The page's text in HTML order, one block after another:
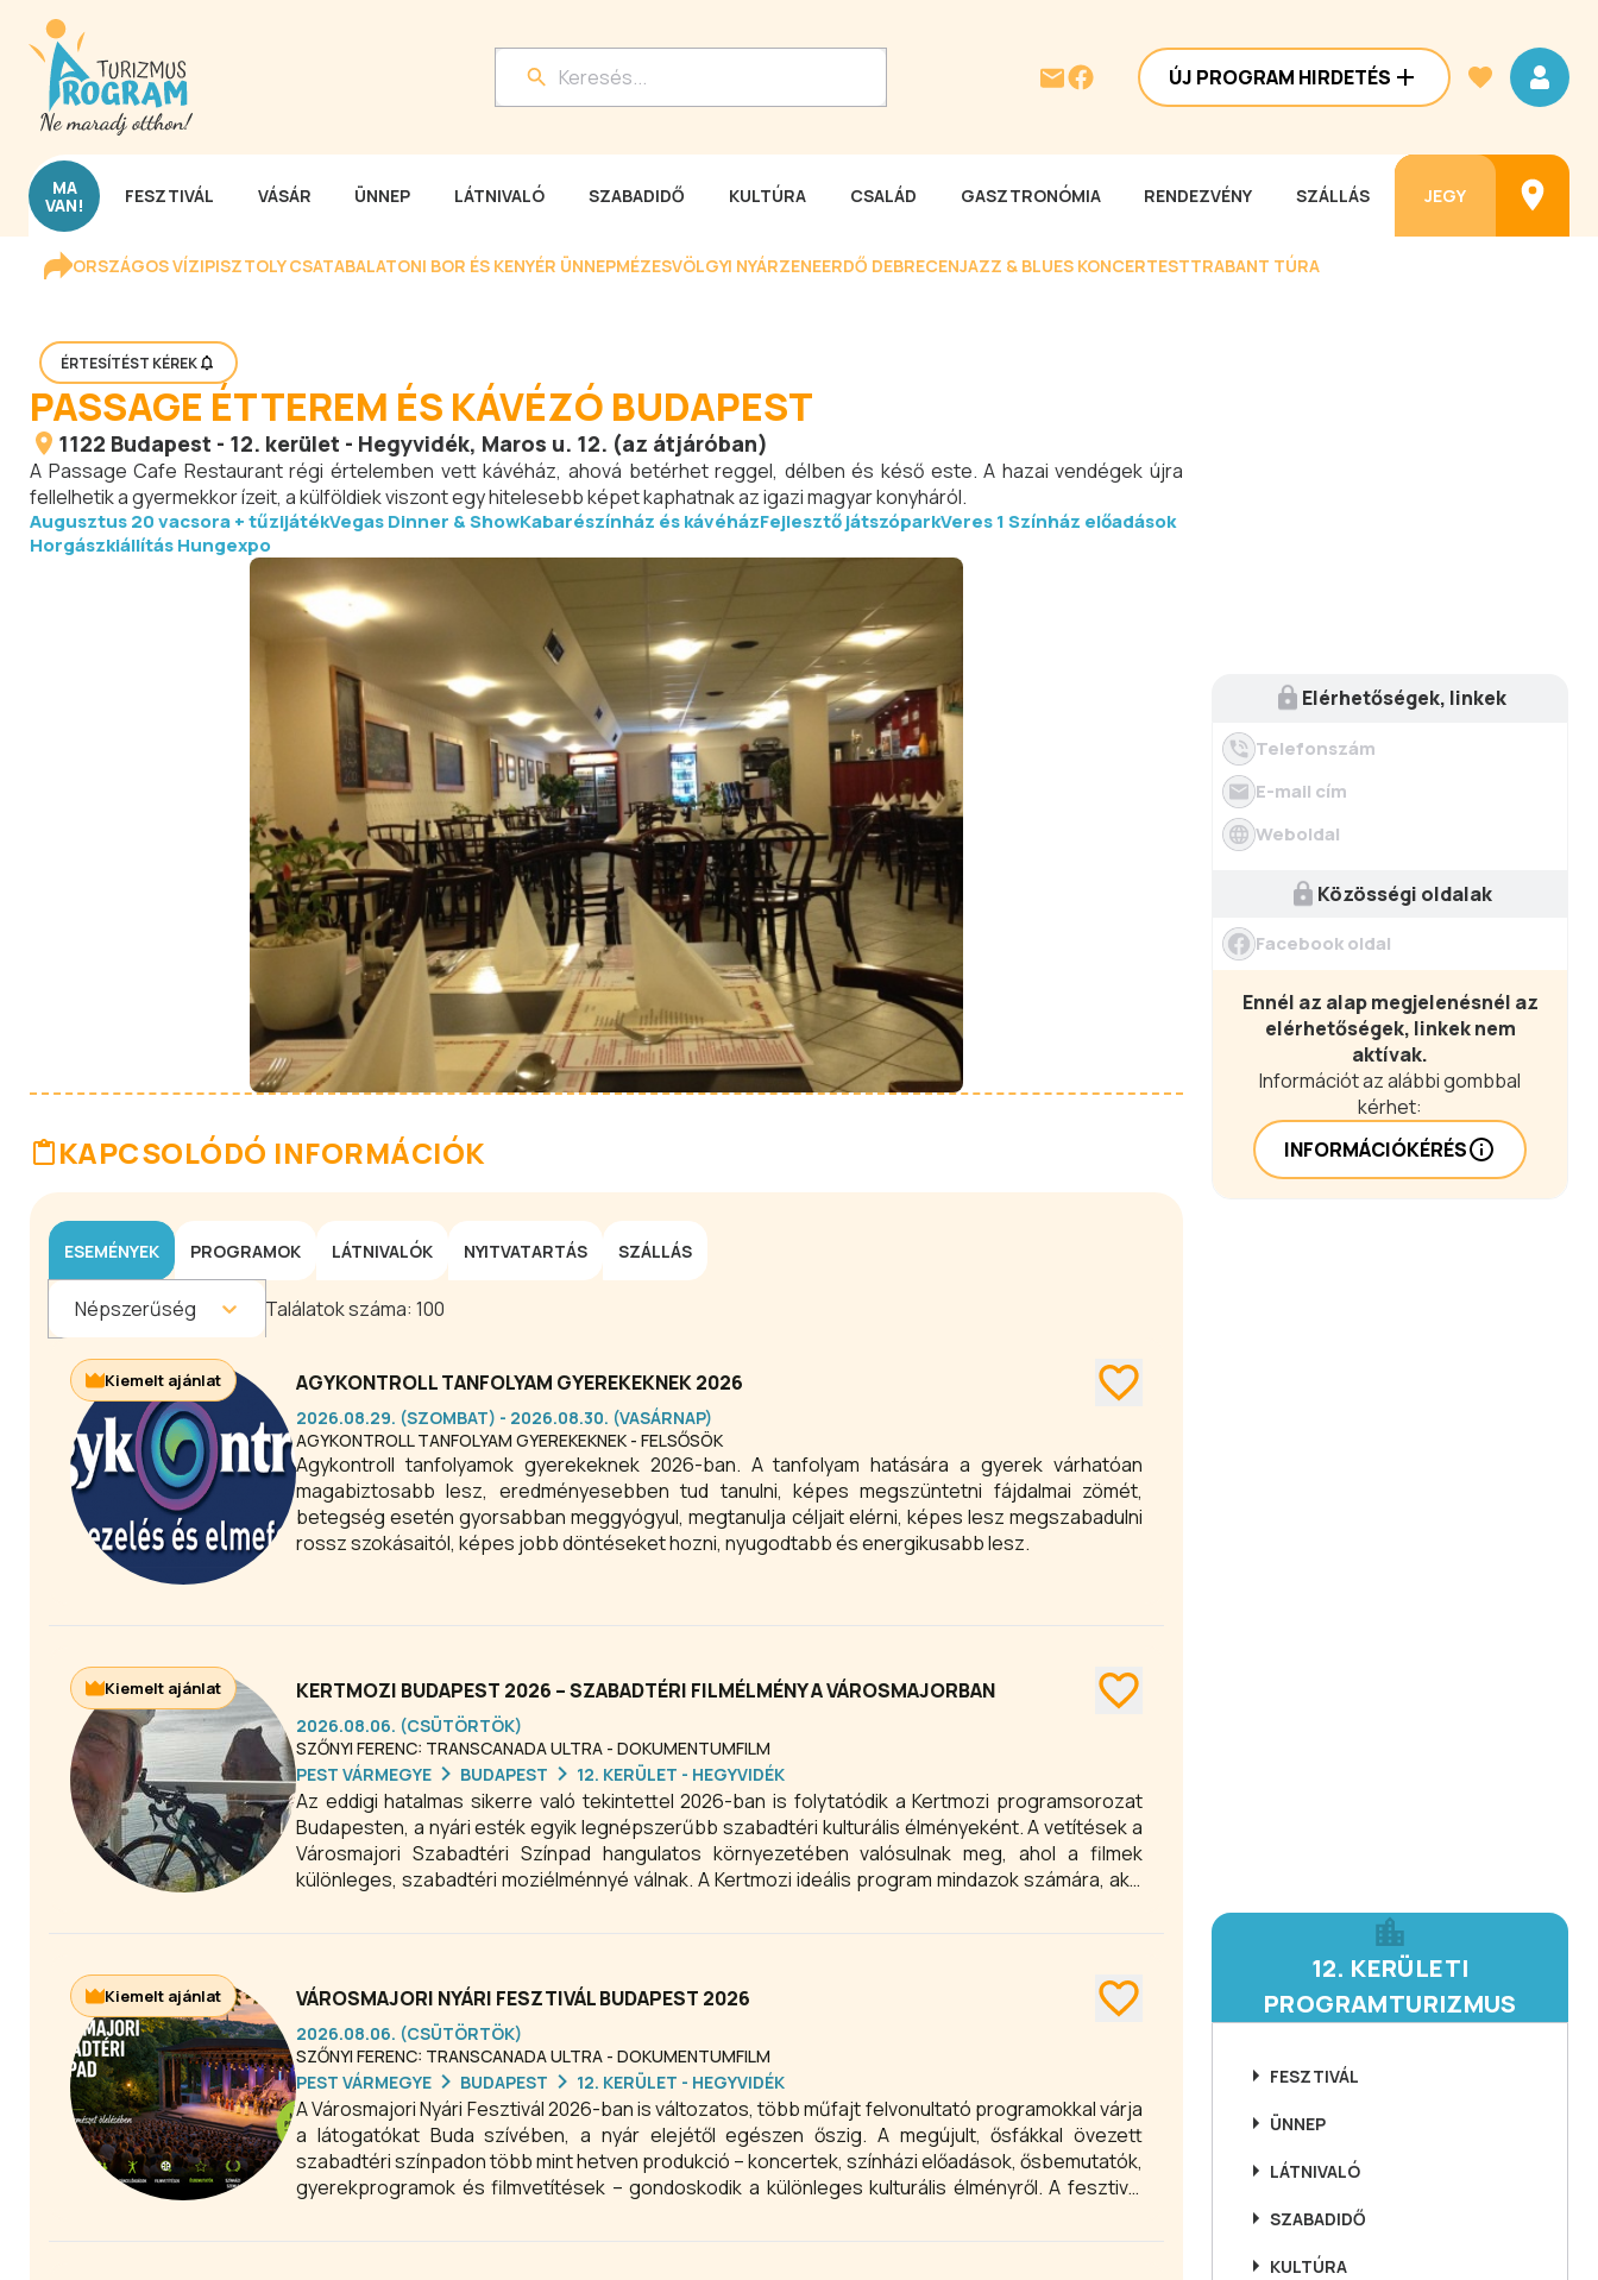
ÚJ PROGRAM HIRDETÉS
MA
VAN! FESZTIVÁL VÁSÁR ÜNNEP LÁTNIVALÓ SZABADIDŐ KULTÚRA CSALÁD GASZTRONÓMIA RENDEZVÉNY SZÁLLÁS JEGY
ORSZÁGOS VÍZIPISZTOLY CSATABALATONI BOR ÉS KENYÉR ÜNNEPMÉZESVÖLGYI NYÁRZENEERDŐ DEBRECENJAZZ & BLUES KONCERTESTTRABANT TÚRA
ÉRTESÍTÉST KÉREK
PASSAGE ÉTTEREM ÉS KÁVÉZÓ BUDAPEST
1122 Budapest - 12. kerület - Hegyvidék, Maros u. 12. (az átjáróban)
A Passage Cafe Restaurant régi értelemben vett kávéház, ahová betérhet reggel, délben és késő este. A hazai vendégek újra
fellelhetik a gyermekkor ízeit, a külföldiek viszont egy hitelesebb képet kaphatnak az igazi magyar konyháról.
Augusztus 20 vacsora + tűzijátékVegas Dinner & ShowKabarészínház és kávéházFejlesztő játszóparkVeres 1 Színház előadások
Horgászkiállítás Hungexpo
KAPCSOLÓDÓ INFORMÁCIÓK
ESEMÉNYEK PROGRAMOK LÁTNIVALÓK NYITVATARTÁS SZÁLLÁS
Népszerűség Találatok száma: 100
AGYKONTROLL TANFOLYAM GYEREKEKNEK 2026
2026.08.29. (SZOMBAT) - 2026.08.30. (VASÁRNAP)
AGYKONTROLL TANFOLYAM GYEREKEKNEK - FELSŐSÖK
Agykontroll tanfolyamok gyerekeknek 2026-ban. A tanfolyam hatására a gyerek várhatóan
magabiztosabb lesz, eredményesebben tud tanulni, képes megszüntetni fájdalmai zömét,
betegség esetén gyorsabban meggyógyul, megtanulja céljait elérni, képes lesz megszabadulni
rossz szokásaitól, képes jobb döntéseket hozni, nyugodtabb és energikusabb lesz.
Kiemelt ajánlat
KERTMOZI BUDAPEST 2026 – SZABADTÉRI FILMÉLMÉNY A VÁROSMAJORBAN
2026.08.06. (CSÜTÖRTÖK)
SZŐNYI FERENC: TRANSCANADA ULTRA - DOKUMENTUMFILM
PEST VÁRMEGYE
BUDAPEST 12. KERÜLET - HEGYVIDÉK
Az eddigi hatalmas sikerre való tekintettel 2026-ban is folytatódik a Kertmozi programsorozat
Budapesten, a nyári esték egyik legnépszerűbb szabadtéri kulturális élményeként. A vetítések a
Városmajori Szabadtéri Színpad hangulatos környezetében valósulnak meg, ahol a filmek
különleges, szabadtéri moziélménnyé válnak. A Kertmozi ideális program mindazok számára, akik
Kiemelt ajánlat
VÁROSMAJORI NYÁRI FESZTIVÁL BUDAPEST 2026
2026.08.06. (CSÜTÖRTÖK)
SZŐNYI FERENC: TRANSCANADA ULTRA - DOKUMENTUMFILM
PEST VÁRMEGYE
BUDAPEST 12. KERÜLET - HEGYVIDÉK
A Városmajori Nyári Fesztivál 2026-ban is változatos, több műfajt felvonultató programokkal várja
a látogatókat Buda szívében, a nyár elejétől egészen őszig. A megújult, ősfákkal övezett
szabadtéri színpadon több mint hetven produkció – koncertek, színházi előadások, ősbemutatók,
gyerekprogramok és filmvetítések – gondoskodik a különleges kulturális élményről. A fesztivál
Budapesten.
Kiemelt ajánlat
Elérhetőségek, linkek
Telefonszám
E-mail cím
Weboldal
Közösségi oldalak
Facebook oldal
Ennél az alap megjelenésnél az
elérhetőségek, linkek nem
aktívak.
Információt az alábbi gombbal
kérhet:
INFORMÁCIÓKÉRÉS
12. KERÜLETI
PROGRAMTURIZMUS
FESZTIVÁL
ÜNNEP
LÁTNIVALÓ
SZABADIDŐ
KULTÚRA